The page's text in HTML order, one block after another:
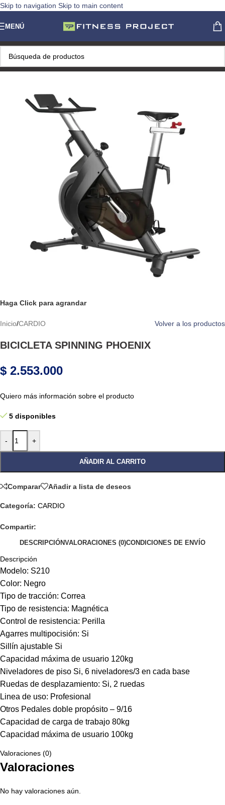
Skip to navigation Skip to main content
MENÚ
Haga Click para agrandar
Inicio/CARDIO Volver a los productos
BICICLETA SPINNING PHOENIX
$ 2.553.000
Quiero más información sobre el producto
5 disponibles
- +
AÑADIR AL CARRITO
Comparar Añadir a lista de deseos
Categoría: CARDIO
Compartir:
DESCRIPCIÓNVALORACIONES (0)CONDICIONES DE ENVÍO
Descripción
Modelo: S210
Color: Negro
Tipo de tracción: Correa
Tipo de resistencia: Magnética
Control de resistencia: Perilla
Agarres multipocisión: Si
Sillín ajustable Si
Capacidad máxima de usuario 120kg
Niveladores de piso Si, 6 niveladores/3 en cada base
Ruedas de desplazamiento: Si, 2 ruedas
Linea de uso: Profesional
Otros Pedales doble propósito – 9/16
Capacidad de carga de trabajo 80kg
Capacidad máxima de usuario 100kg
Valoraciones (0)
Valoraciones
No hay valoraciones aún.